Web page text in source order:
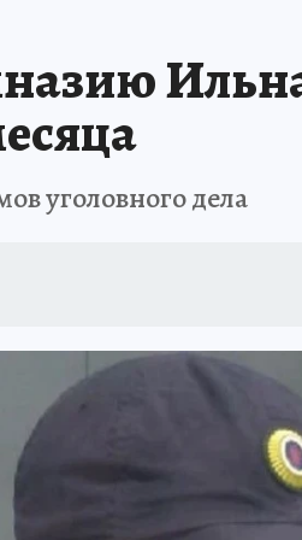
уголовного дела